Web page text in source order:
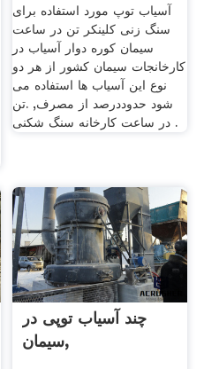
آسیاب توپ مورد استفاده برای
سنگ زنی کلینکر تن در ساعت
سیمان کوره دوار آسیاب در
کارخانجات سیمان کشور از هر دو
نوع این آسیاب ها استفاده می
شود حدوددرصد از مصرف, .تن
در ساعت کارخانه سنگ شکنی .
چند آسیاب توپی در
سیمان,